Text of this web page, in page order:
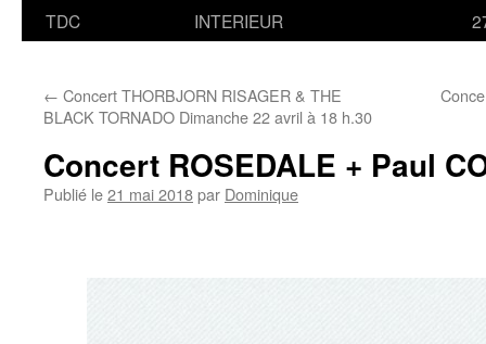
TDC
INTERIEUR
← Concert THORBJORN RISAGER & THE
BLACK TORNADO Dimanche 22 avril à 18 h.30
Concert ROSEDALE + Paul
Publié le21 mai 2018par Dominique